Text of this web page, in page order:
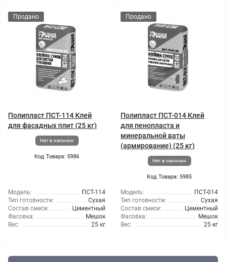
Продано
Полипласт ПСТ-114 Клей
для фасадных плит (25 кг)
Нет в наличии
Код Товара: 5986
Модель:
ПСТ-114
Тип готовности:
Сухая
Состав смеси:
Цементный
Фасовка:
Мешок
Вес:
25 кг
Продано
Полипласт ПСТ-014 Клей
для пенопласта и
минеральной ваты
(армирование) (25 кг)
Нет в наличии
Код Товара: 5985
Модель:
ПСТ-014
Тип готовности:
Сухая
Состав смеси:
Цементный
Фасовка:
Мешок
Вес:
25 кг